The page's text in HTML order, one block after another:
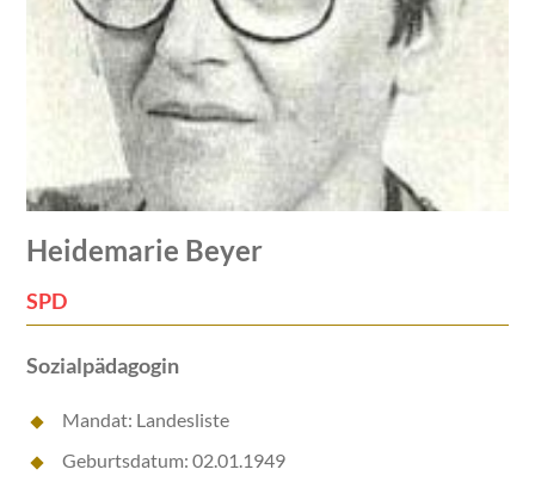
Heidemarie Beyer
SPD
Sozialpädagogin
Mandat: Landesliste
Geburtsdatum: 02.01.1949